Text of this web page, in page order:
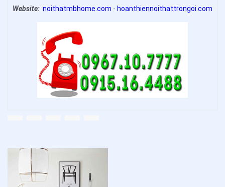
Website: noithatmbhome.com - hoanthiennoithattrongoi.com